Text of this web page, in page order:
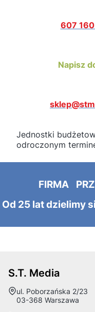
607
Napisz
Jednostki
odroczonym
FIRMA
Od 25 lat dzielimy
S.T. Media
Adres:
ul. Poborzańska 2/23
03-368 Warszawa